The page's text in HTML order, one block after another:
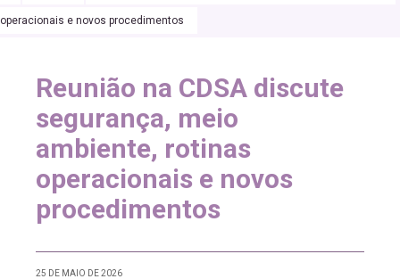
operacionais e novos procedimentos
Reunião na CDSA discute
segurança, meio
ambiente, rotinas
operacionais e novos
procedimentos
25 DE MAIO DE 2026